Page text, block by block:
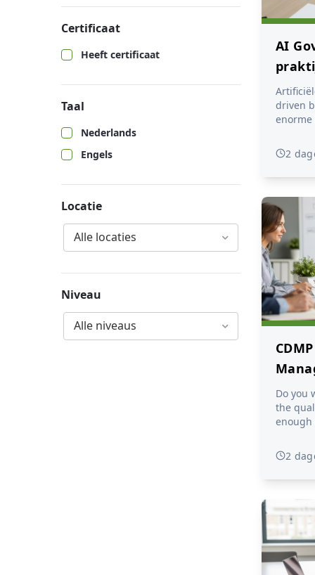
Certificaat
Heeft certificaat
Taal
Nederlands
Engels
Locatie
Alle locaties
Niveau
Alle niveaus
AI
en
driven
enorme kansen,
van
zorg je
AI en
innovatief
risico-
2
Do you
the
enough
And do
Learn
data to
2